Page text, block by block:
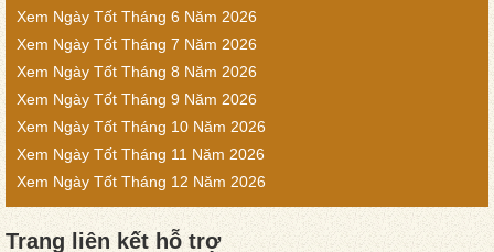
Xem Ngày Tốt Tháng 6 Năm 2026
Xem Ngày Tốt Tháng 7 Năm 2026
Xem Ngày Tốt Tháng 8 Năm 2026
Xem Ngày Tốt Tháng 9 Năm 2026
Xem Ngày Tốt Tháng 10 Năm 2026
Xem Ngày Tốt Tháng 11 Năm 2026
Xem Ngày Tốt Tháng 12 Năm 2026
Trang liên kết hỗ trợ